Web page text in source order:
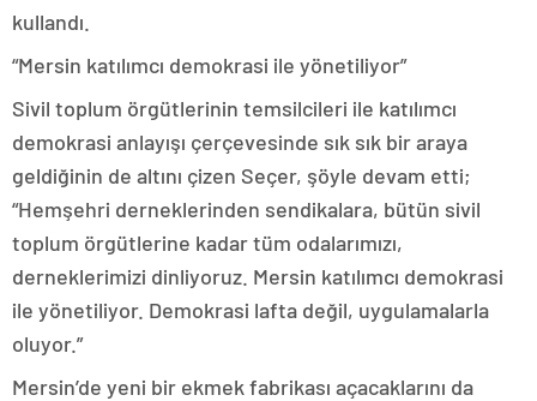
kullandı.
“Mersin katılımcı demokrasi ile yönetiliyor”
Sivil toplum örgütlerinin temsilcileri ile katılımcı
demokrasi anlayışı çerçevesinde sık sık bir araya
geldiğinin de altını çizen Seçer, şöyle devam etti;
“Hemşehri derneklerinden sendikalara, bütün sivil
toplum örgütlerine kadar tüm odalarımızı,
derneklerimizi dinliyoruz. Mersin katılımcı demokrasi
ile yönetiliyor. Demokrasi lafta değil, uygulamalarla
oluyor.”
Mersin’de yeni bir ekmek fabrikası açacaklarını da